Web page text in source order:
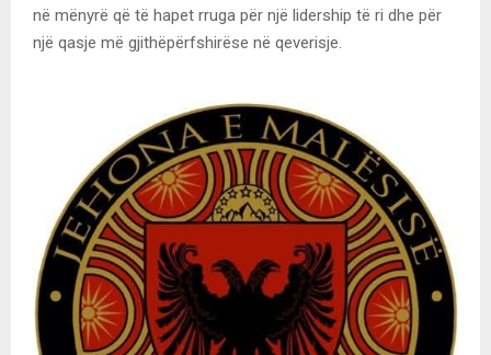
në mënyrë që të hapet rruga për një lidership të ri dhe për
një qasje më gjithëpërfshirëse në qeverisje.